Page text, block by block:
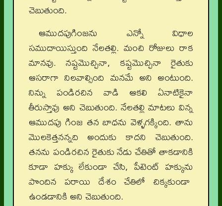
చెబుతుంది.
ఆముదపుగింజను ఎన్నో విధాల
సముదాయిస్తుంది నేలతల్లి. మంచి రోజులు రాక
మానవు. నష్టమొచ్చినా, కష్టమొచ్చినా రైతుకు
ఆసరాగా నిలవాల్సింది మనమే అని అంటుంది.
నిన్ను పండిరచిన వాడి ఆకలి ఏనాటికైనా
తీరుస్తావు అని చెబుతుంది. నేలతల్లి మాటలు విన్న
ఆముదపు గింజ తన బాధను వెళ్ళగక్కింది. తాను
మొలకెత్తనన్నది అందుకు కాదని చెబుతుంది.
తనను పండిరచిన రైతుకు నేడు చేతితో తాకడానికి
కూడా హక్కు లేకుండా చేసి, పేటెంట్‌ హక్కును
పొందిన పరాయి దేశం చేతిలో చిక్కకుండా
ఉండడానికి అని చెబుతుంది.